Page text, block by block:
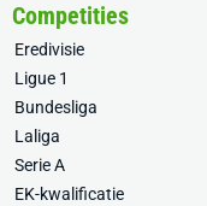
Competities
Eredivisie
Ligue 1
Bundesliga
Laliga
Serie A
EK-kwalificatie